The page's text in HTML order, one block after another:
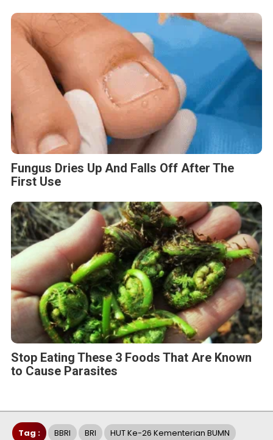
Fungus Dries Up And Falls Off After The
First Use
Stop Eating These 3 Foods That Are Known
to Cause Parasites
Tag : BBRI BRI HUT Ke-26 Kementerian BUMN